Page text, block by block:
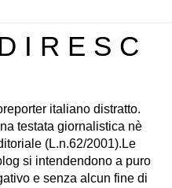
I R E S C
italiano distratto.
testata giornalistica nè
(L.n.62/2001).Le
si intendendono a puro
e senza alcun fine di